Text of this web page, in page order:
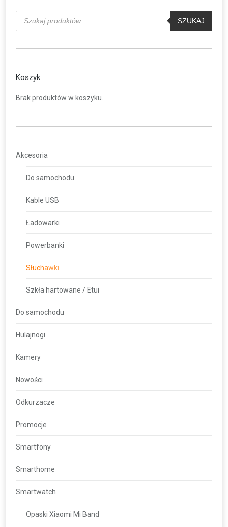
Wyszukiwarka
produktów
SZUKAJ
Koszyk
Brak produktów w koszyku.
Akcesoria
Do samochodu
Kable USB
Ładowarki
Powerbanki
Słuchawki
Szkła hartowane / Etui
Do samochodu
Hulajnogi
Kamery
Nowości
Odkurzacze
Promocje
Smartfony
Smarthome
Smartwatch
Opaski Xiaomi Mi Band